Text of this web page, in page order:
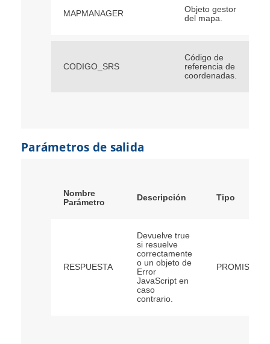
MAPMANAGER
Objeto gestor
del mapa.
CODIGO_SRS
Código de
referencia de
coordenadas.
Parámetros de salida
Nombre
Parámetro
Descripción Tipo
RESPUESTA
Devuelve true
si resuelve
correctamente
o un objeto de
Error
JavaScript en
caso
contrario.
PROMISE